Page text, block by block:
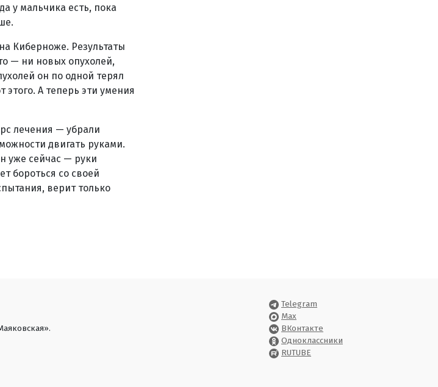
у мальчика есть, пока
Киберноже. Результаты
— ни новых опухолей,
он по одной терял
этого. А теперь эти умения
лечения — убрали
двигать руками.
уже сейчас — руки
бороться со своей
верит только
Telegram
Max
ВКонтакте
Одноклассники
RUTUBE